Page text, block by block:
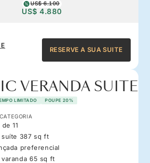
US$ 6.100
US$ 4.880
RESERVE A SUA SUITE
VERANDA SUITE
LIMITADO POUPE 20%
11
suíte 387 sq ft
preferencial
varanda 65 sq ft